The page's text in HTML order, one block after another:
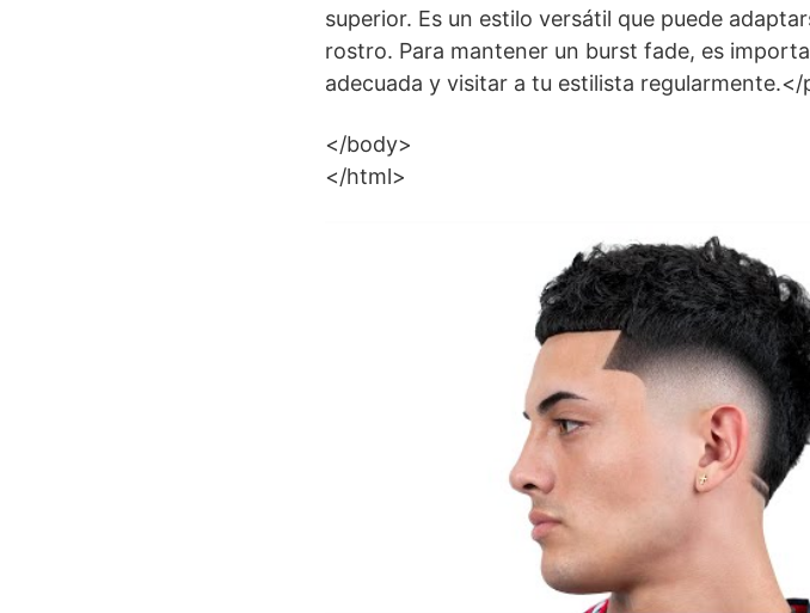
superior. Es un estilo versátil que puede
rostro. Para mantener un burst fade, es
adecuada y visitar a tu estilista regularmente.</
</body>
</html>